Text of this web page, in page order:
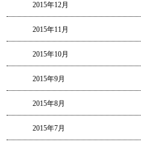
2015年12月
2015年11月
2015年10月
2015年9月
2015年8月
2015年7月